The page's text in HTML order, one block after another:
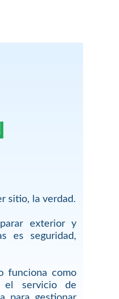
sitio, la verdad.
exterior y
es seguridad,
funciona como
el servicio de